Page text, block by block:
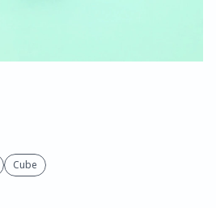
Cube